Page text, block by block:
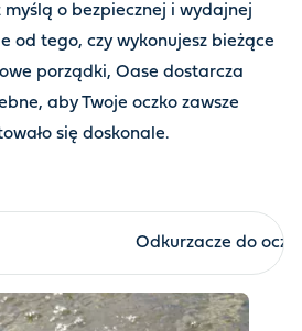
o bezpiecznej i wydajnej
od tego, czy wykonujesz bieżące
porządki, Oase dostarcza
aby Twoje oczko zawsze
się doskonale.
Odkurzacze do